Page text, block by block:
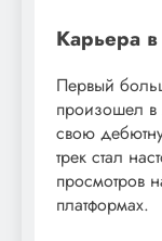
Карьера
Первый
произошел в
свою
трек стал
просмотров
платформах.